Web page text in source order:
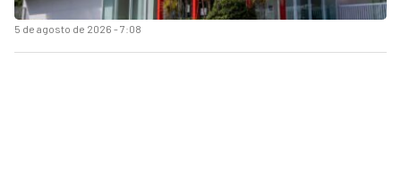
5 de agosto de 2026 - 7:08